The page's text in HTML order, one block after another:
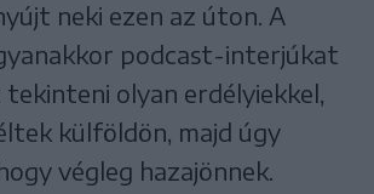
neki ezen az úton. A
podcast-interjúkat
tekinteni olyan erdélyiekkel,
külföldön, majd úgy
végleg hazajönnek.